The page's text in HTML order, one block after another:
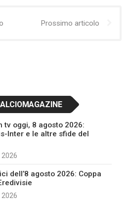
Prossimo articolo
tv oggi, 8 agosto 2026:
Inter e le altre sfide del
dell’8 agosto 2026: Coppa